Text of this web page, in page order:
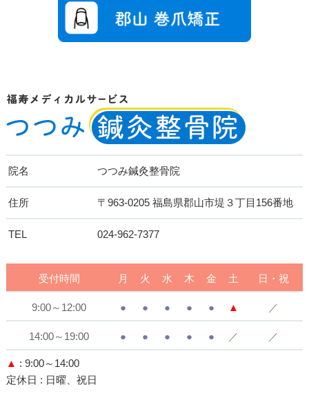
院名 つつみ鍼灸整骨院
住所 〒963-0205 福島県郡山市堤３丁目156番地
TEL 024-962-7377
受付時間 月 火 水 木 金 土 日・祝
9:00～12:00 ● ● ● ● ● ▲ ／
14:00～19:00 ● ● ● ● ● ／ ／
▲ : 9:00～14:00
定休日 : 日曜、祝日